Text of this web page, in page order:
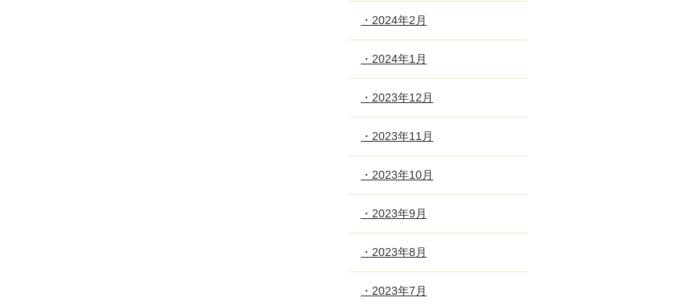
・2024年2月
・2024年1月
・2023年12月
・2023年11月
・2023年10月
・2023年9月
・2023年8月
・2023年7月